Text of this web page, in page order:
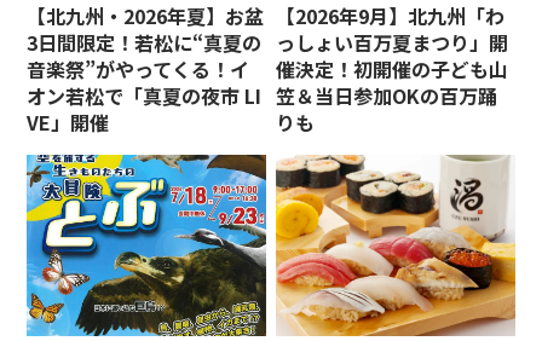
【北九州・2026年夏】お盆
3日間限定！若松に“真夏の
音楽祭”がやってくる！イ
オン若松で「真夏の夜市 LI
VE」開催
【2026年9月】北九州「わ
っしょい百万夏まつり」開
催決定！初開催の子ども山
笠＆当日参加OKの百万踊
りも